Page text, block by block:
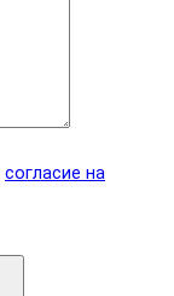
согласие на